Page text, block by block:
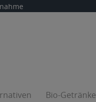
Bio-Getränke